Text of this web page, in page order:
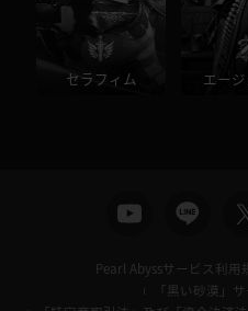
セラフィム エー
Pearl Abyssサービス利用
「黒い砂漠」